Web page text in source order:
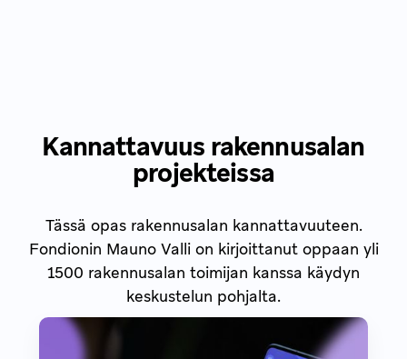
Kannattavuus rakennusalan
projekteissa
Tässä opas rakennusalan kannattavuuteen.
Fondionin Mauno Valli on kirjoittanut oppaan yli
1500 rakennusalan toimijan kanssa käydyn
keskustelun pohjalta.